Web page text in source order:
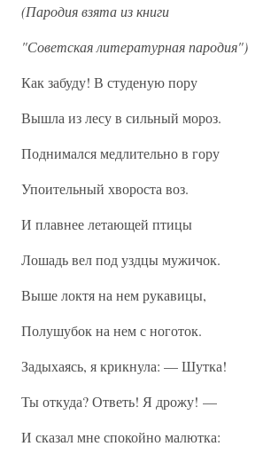
(Пародия взята из книги
"Советская литературная пародия")
Как забуду! В студеную пору
Вышла из лесу в сильный мороз.
Поднимался медлительно в гору
Упоительный хвороста воз.
И плавнее летающей птицы
Лошадь вел под уздцы мужичок.
Выше локтя на нем рукавицы,
Полушубок на нем с ноготок.
Задыхаясь, я крикнула: — Шутка!
Ты откуда? Ответь! Я дрожу! —
И сказал мне спокойно малютка: